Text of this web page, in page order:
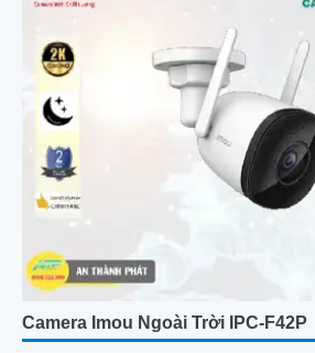
Camera Imou Ngoài Trời IPC-F42P